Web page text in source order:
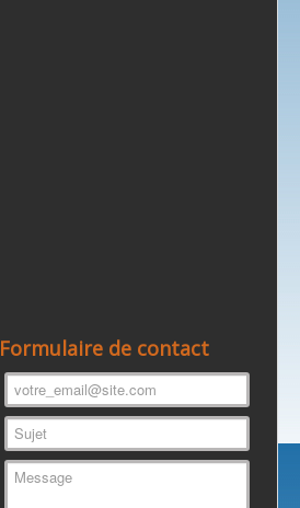
Formulaire de contact